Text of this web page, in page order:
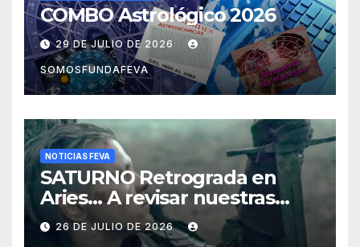
COMBO Astrológico 2026
29 DE JULIO DE 2026
SOMOSFUNDAFEVA
NOTICIAS FEVA
SATURNO Retrograda en
Aries… A revisar nuestras
acciones pasadas y pensar
mejor las futuras
26 DE JULIO DE 2026